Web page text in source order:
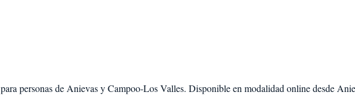
para personas de AnievasyCampoo-Los Valles. Disponible en modalidad online desde